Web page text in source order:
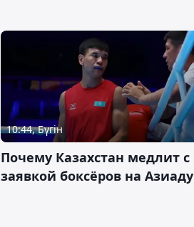
10:44, Бүгін
Почему Казахстан медлит с
заявкой боксёров на Азиаду